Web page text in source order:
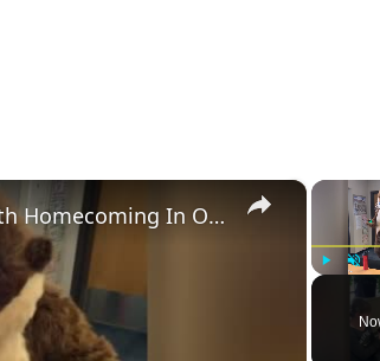
Unmute
×
Soldier Surprises Stepdaughter With Homecoming In Otter Mascot Costume | Happily TV